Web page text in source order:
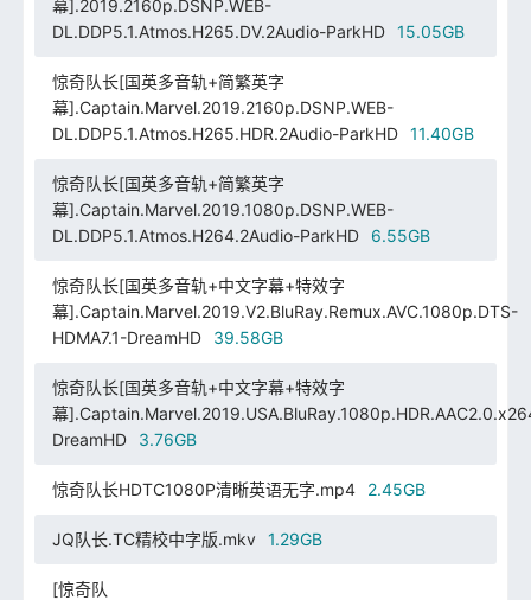
幕].2019.2160p.DSNP.WEB-
DL.DDP5.1.Atmos.H265.DV.2Audio-ParkHD
15.05GB
惊奇队长[国英多音轨+简繁英字
幕].Captain.Marvel.2019.2160p.DSNP.WEB-
DL.DDP5.1.Atmos.H265.HDR.2Audio-ParkHD
11.40GB
惊奇队长[国英多音轨+简繁英字
幕].Captain.Marvel.2019.1080p.DSNP.WEB-
DL.DDP5.1.Atmos.H264.2Audio-ParkHD
6.55GB
惊奇队长[国英多音轨+中文字幕+特效字
幕].Captain.Marvel.2019.V2.BluRay.Remux.AVC.1080p.DTS-
HDMA7.1-DreamHD
39.58GB
惊奇队长[国英多音轨+中文字幕+特效字
幕
DreamHD
3.76GB
惊奇队长HDTC1080P清晰英语无字.mp4 2.45GB
JQ队长.TC精校中字版.mkv 1.29GB
[惊奇队